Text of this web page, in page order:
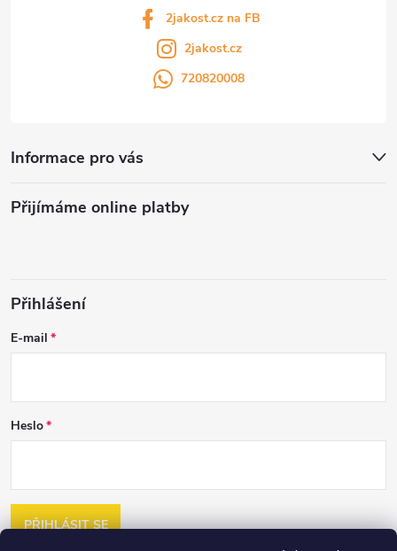
2jakost.cz na FB
2jakost.cz
720820008
Informace pro vás
Přijímáme online platby
Přihlášení
E-mail
Heslo
PŘIHLÁSIT SE